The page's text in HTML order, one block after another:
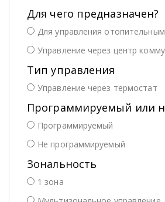
Для чего предназначен?
Для управления
Управление через центр
Тип управления
Управление через термостат
Программируемый или
Программируемый
Не программируемый
Зональность
1 зона